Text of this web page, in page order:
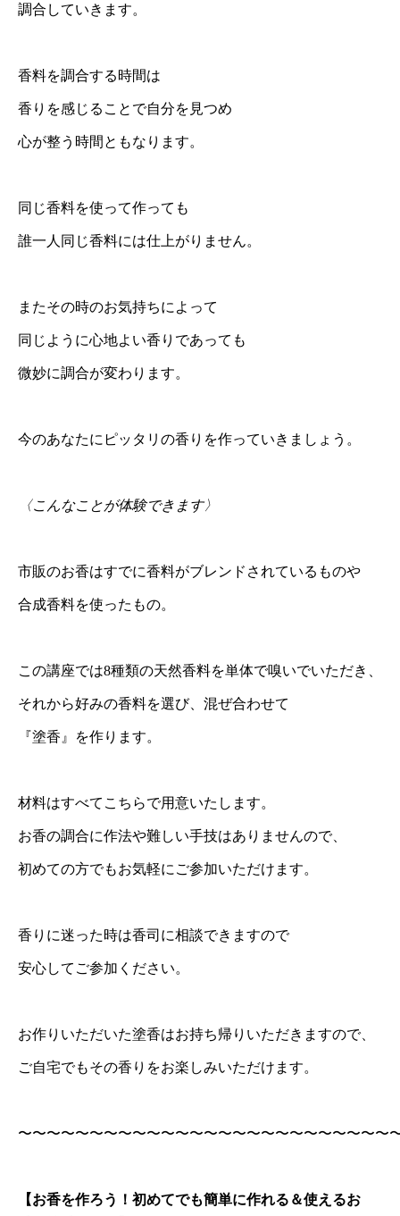
調合していきます。
香料を調合する時間は
香りを感じることで自分を見つめ
心が整う時間ともなります。
同じ香料を使って作っても
誰一人同じ香料には仕上がりません。
またその時のお気持ちによって
同じように心地よい香りであっても
微妙に調合が変わります。
今のあなたにピッタリの香りを作っていきましょう。
〈こんなことが体験できます〉
市販のお香はすでに香料がブレンドされているものや
合成香料を使ったもの。
この講座では8種類の天然香料を単体で嗅いでいただき、
それから好みの香料を選び、混ぜ合わせて
『塗香』を作ります。
材料はすべてこちらで用意いたします。
お香の調合に作法や難しい手技はありませんので、
初めての方でもお気軽にご参加いただけます。
香りに迷った時は香司に相談できますので
安心してご参加ください。
お作りいただいた塗香はお持ち帰りいただきますので、
ご自宅でもその香りをお楽しみいただけます。
〜〜〜〜〜〜〜〜〜〜〜〜〜〜〜〜〜〜〜〜〜〜〜〜〜〜
【お香を作ろう！初めてでも簡単に作れる＆使えるお